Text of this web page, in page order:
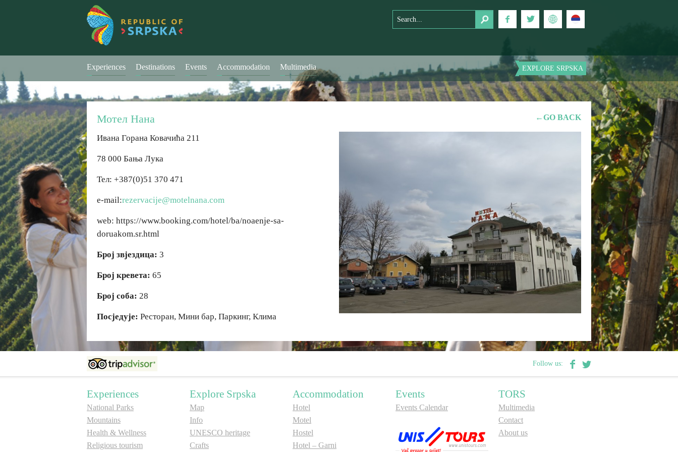
Experiences Destinations Events Accommodation Multimedia EXPLORE SRPSKA
←GO BACK
Мотел Нана
Ивана Горана Ковачића 211
78 000 Бања Лука
Тел: +387(0)51 370 471
e-mail:rezervacije@motelnana.com
web: https://www.booking.com/hotel/ba/noaenje-sa-
doruakom.sr.html
Број звјездица: 3
Број кревета: 65
Број соба: 28
Посједује: Ресторан, Мини бар, Паркинг, Клима
Follow us:
Experiences
National Parks
Mountains
Health & Wellness
Religious tourism
Explore Srpska
Map
Info
UNESCO heritage
Crafts
Accommodation
Hotel
Motel
Hostel
Hotel – Garni
Events
Events Calendar
TORS
Multimedia
Contact
About us